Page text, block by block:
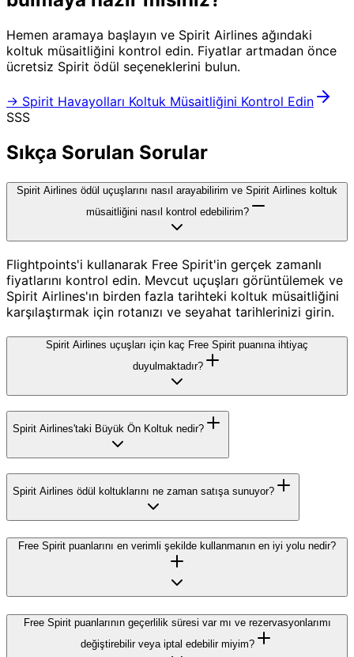
Hemen aramaya başlayın ve Spirit Airlines ağındaki
koltuk müsaitliğini kontrol edin. Fiyatlar artmadan önce
ücretsiz Spirit ödül seçeneklerini bulun.
→ Spirit Havayolları Koltuk Müsaitliğini Kontrol Edin
SSS
Sıkça Sorulan Sorular
Spirit Airlines ödül uçuşlarını nasıl arayabilirim ve Spirit Airlines koltuk
müsaitliğini nasıl kontrol edebilirim?
Flightpoints'i kullanarak Free Spirit'in gerçek zamanlı
fiyatlarını kontrol edin. Mevcut uçuşları görüntülemek ve
Spirit Airlines'ın birden fazla tarihteki koltuk müsaitliğini
karşılaştırmak için rotanızı ve seyahat tarihlerinizi girin.
Spirit Airlines uçuşları için kaç Free Spirit puanına ihtiyaç
duyulmaktadır?
Spirit Airlines'taki Büyük Ön Koltuk nedir?
Spirit Airlines ödül koltuklarını ne zaman satışa sunuyor?
Free Spirit puanlarını en verimli şekilde kullanmanın en iyi yolu nedir?
Free Spirit puanlarının geçerlilik süresi var mı ve rezervasyonlarımı
değiştirebilir veya iptal edebilir miyim?